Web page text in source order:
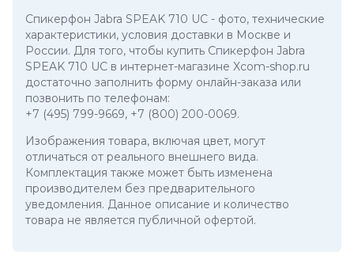
Спикерфон Jabra SPEAK 710 UC - фото, технические
характеристики, условия доставки в Москве и
России. Для того, чтобы купить Спикерфон Jabra
SPEAK 710 UC в интернет-магазине Xcom-shop.ru
достаточно заполнить форму онлайн-заказа или
позвонить по телефонам:
+7 (495) 799-9669, +7 (800) 200-0069.
Изображения товара, включая цвет, могут
отличаться от реального внешнего вида.
Комплектация также может быть изменена
производителем без предварительного
уведомления. Данное описание и количество
товара не является публичной офертой.